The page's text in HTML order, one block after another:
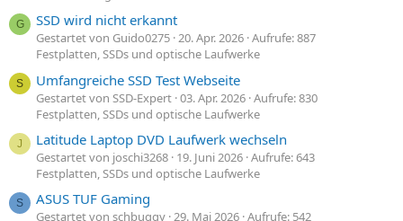
G SSD wird nicht erkannt
Gestartet von Guido0275 20. Apr. 2026 Aufrufe: 887
Festplatten, SSDs und optische Laufwerke
S Umfangreiche SSD Test Webseite
Gestartet von SSD-Expert 03. Apr. 2026 Aufrufe: 830
Festplatten, SSDs und optische Laufwerke
J Latitude Laptop DVD Laufwerk wechseln
Gestartet von joschi3268 19. Juni 2026 Aufrufe: 643
Festplatten, SSDs und optische Laufwerke
S ASUS TUF Gaming
Gestartet von schbuggy 29. Mai 2026 Aufrufe: 542